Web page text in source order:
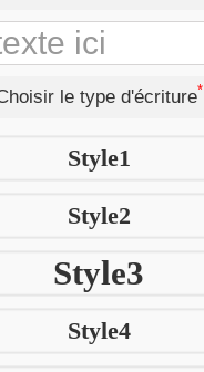
le type d'écriture*
Style1
Style2
Style3
Style4